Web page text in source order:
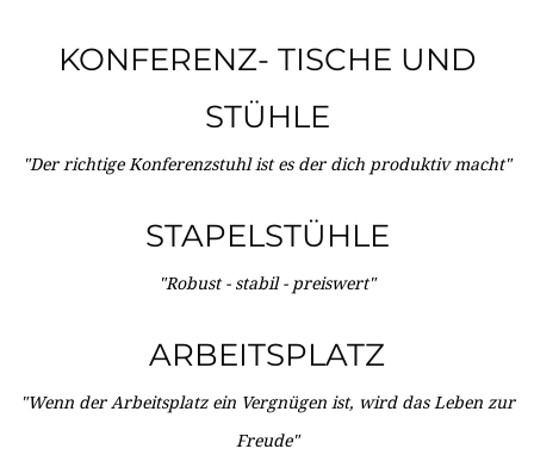
KONFERENZ- TISCHE UND
STÜHLE
"Der richtige Konferenzstuhl ist es der dich produktiv macht"
STAPELSTÜHLE
"Robust - stabil - preiswert"
ARBEITSPLATZ
"Wenn der Arbeitsplatz ein Vergnügen ist, wird das Leben zur
Freude"